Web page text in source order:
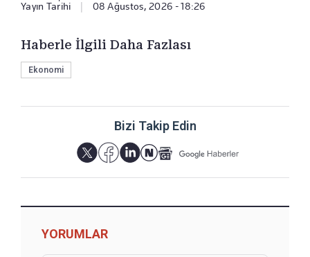
Yayın Tarihi 08 Ağustos, 2026 - 18:26
Haberle İlgili Daha Fazlası
Ekonomi
Bizi Takip Edin
YORUMLAR